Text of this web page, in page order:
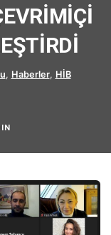
, Haberler, HİB